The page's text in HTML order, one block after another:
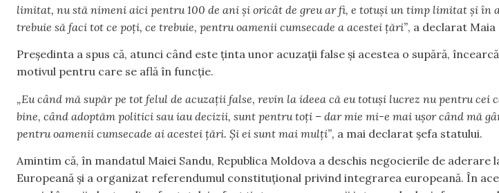
limitat, nu stă nimeni aici pentru 100 de ani și oricât de greu ar fi, e totuși un timp limitat și în
trebuie să faci tot ce poți, ce trebuie, pentru oamenii cumsecade a acestei țări”, a declarat Maia
Președinta a spus că, atunci când este ținta unor acuzații false și acestea o supără,
motivul pentru care se află în funcție.
„Eu când mă supăr pe tot felul de acuzații false, revin la ideea că eu totuși lucrez nu pentru cei
bine, când adoptăm politici sau iau decizii, sunt pentru toți – dar mie mi-e mai ușor când mă
pentru oamenii cumsecade ai acestei țări. Și ei sunt mai mulți”, a mai declarat șefa statului.
Amintim că, în mandatul Maiei Sandu, Republica Moldova a deschis negocierile de aderare
Europeană și a organizat referendumul constituțional privind integrarea europeană. În